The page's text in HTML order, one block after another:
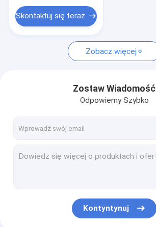
Części do tokarek CNC
Śruby Piasty Koła
Skontaktuj się teraz
Zobacz więcej
Zostaw Wiadomość
Odpowiemy Szybko
Kontyntynuj